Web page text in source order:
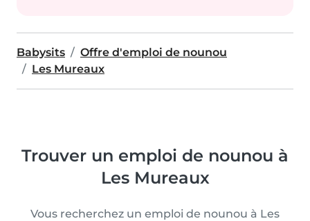
Babysits
Offre d'emploi de nounou
Les Mureaux
Trouver un emploi de nounou à
Les Mureaux
Vous recherchez un emploi de nounou à Les